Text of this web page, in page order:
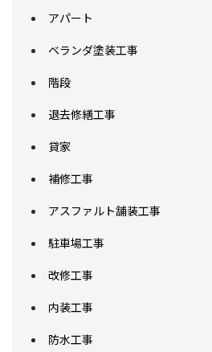
アパート
ベランダ塗装工事
階段
退去修繕工事
貸家
補修工事
アスファルト舗装工事
駐車場工事
改修工事
内装工事
防水工事